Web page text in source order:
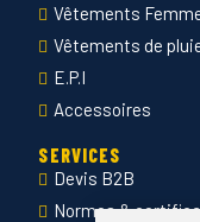
Vêtements
Vêtements de
E.P.I
Accessoires
SERVICES
Devis B2B
Normes &